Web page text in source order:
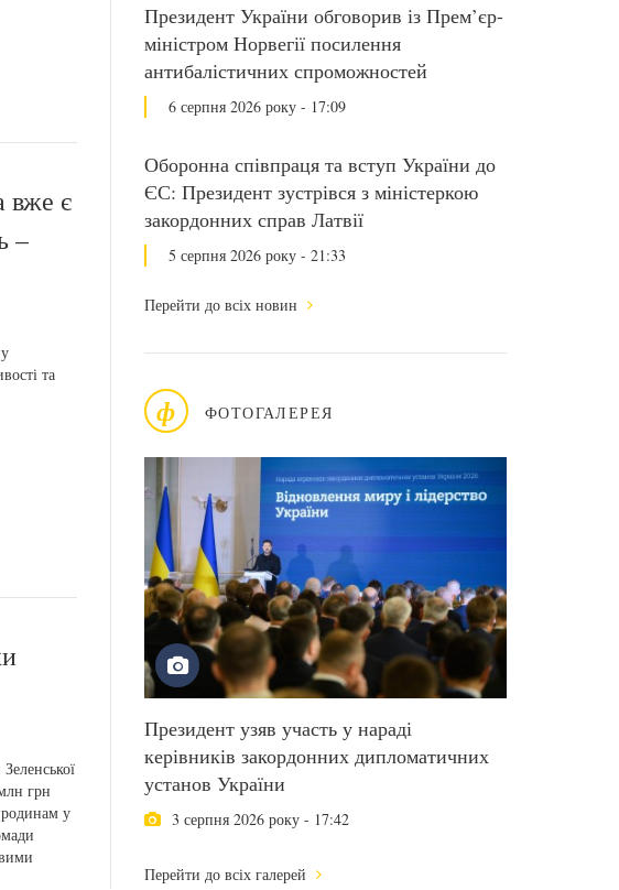
Президент України обговорив із Прем’єр-
міністром Норвегії посилення
антибалістичних спроможностей
6 серпня 2026 року - 17:09
Оборонна співпраця та вступ України до
ЄС: Президент зустрівся з міністеркою
закордонних справ Латвії
5 серпня 2026 року - 21:33
Перейти до всіх новин
ф ФОТОГАЛЕРЕЯ
Президент узяв участь у нараді
керівників закордонних дипломатичних
установ України
3 серпня 2026 року - 17:42
Перейти до всіх галерей
вже є
–
та
грн
у